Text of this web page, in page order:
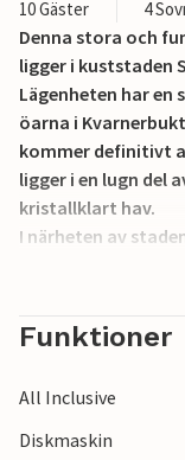
10 Gäster 4
Denna stora och
ligger i kuststaden
Lägenheten har
öarna i
kommer definitivt
ligger i en lugn del
kristallklart hav.
I närheten av
sovrum och ett
hallen.
Funktioner
All Inclusive
Diskmaskin